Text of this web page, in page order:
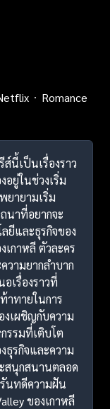
Romance
นี้เป็นเรื่องราว
ยู่ในช่วงเริ่ม
ยายามเริ่ม
นาที่อยากจะ
ยีและธุรกิจของ
เกาหลี ตัวละคร
ามยากลำบาก
เรื่องราวที่
าทายในการ
เผชิญกับความ
รรมที่เติบโต
ธุรกิจและความ
สนุกสนานตลอด
นทดีความฝัน
ของเกาหลี